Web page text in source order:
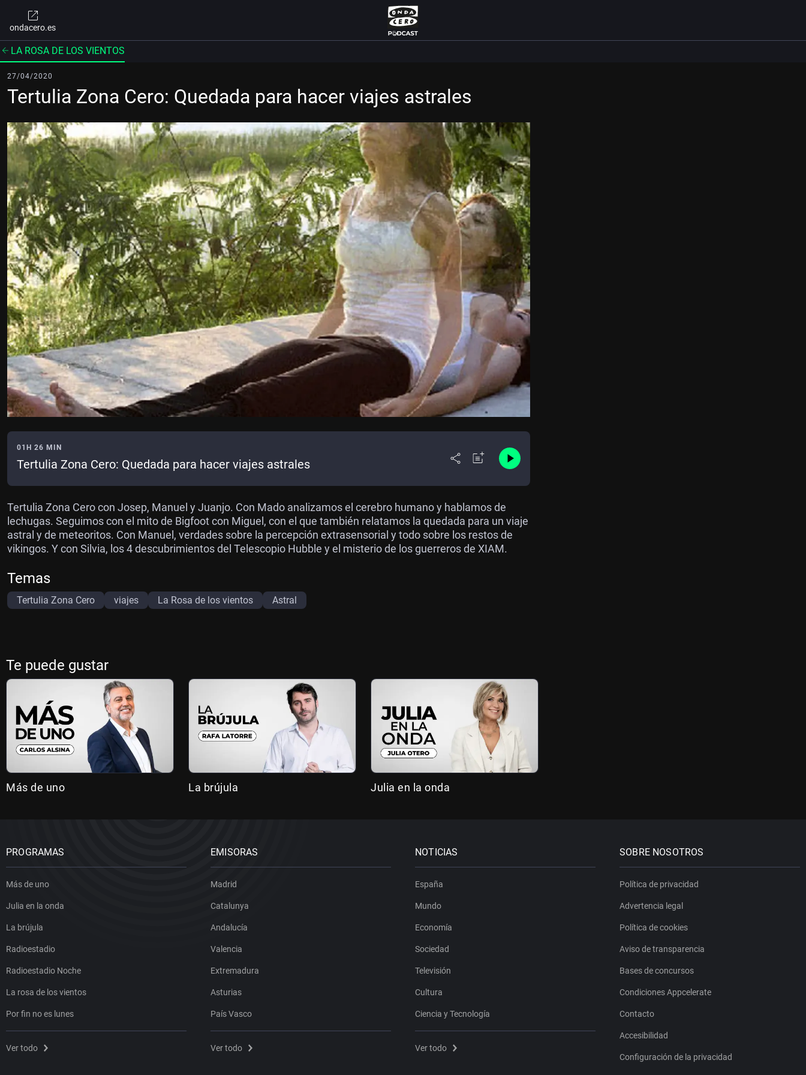
ondacero.es
LA ROSA DE LOS VIENTOS
27/04/2020
Tertulia Zona Cero: Quedada para hacer viajes astrales
01H 26 MIN
Tertulia Zona Cero: Quedada para hacer viajes astrales
Tertulia Zona Cero con Josep, Manuel y Juanjo. Con Mado analizamos el cerebro humano y hablamos de
lechugas. Seguimos con el mito de Bigfoot con Miguel, con el que también relatamos la quedada para un viaje
astral y de meteoritos. Con Manuel, verdades sobre la percepción extrasensorial y todo sobre los restos de
vikingos. Y con Silvia, los 4 descubrimientos del Telescopio Hubble y el misterio de los guerreros de XIAM.
Temas
Tertulia Zona Cero viajes La Rosa de los vientos Astral
Te puede gustar
Más de uno La brújula Julia en la onda
PROGRAMAS
Más de uno
Julia en la onda
La brújula
Radioestadio
Radioestadio Noche
La rosa de los vientos
Por fin no es lunes
Ver todo
EMISORAS
Madrid
Catalunya
Andalucía
Valencia
Extremadura
Asturias
País Vasco
Ver todo
NOTICIAS
España
Mundo
Economía
Sociedad
Televisión
Cultura
Ciencia y Tecnología
Ver todo
SOBRE NOSOTROS
Política de privacidad
Advertencia legal
Política de cookies
Aviso de transparencia
Bases de concursos
Condiciones Appcelerate
Contacto
Accesibilidad
Configuración de la privacidad